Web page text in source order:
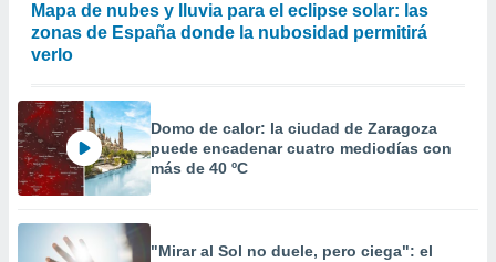
Mapa de nubes y lluvia para el eclipse solar: las
zonas de España donde la nubosidad permitirá
verlo
Domo de calor: la ciudad de Zaragoza
puede encadenar cuatro mediodías con
más de 40 ºC
"Mirar al Sol no duele, pero ciega": el